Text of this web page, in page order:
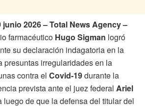
2026 – Total News Agency –
farmacéutico Hugo Sigman logró
su declaración indagatoria en la
presuntas irregularidades en la
contra el Covid-19durante la
prevista ante el juez federal Ariel
luego de que la defensa del titular del